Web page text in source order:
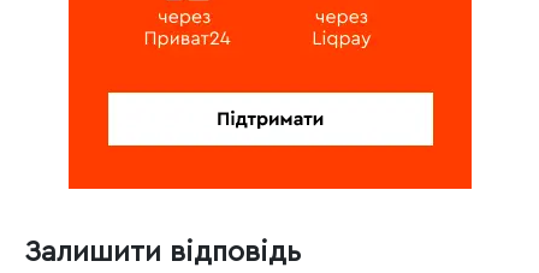
Залишити відповідь